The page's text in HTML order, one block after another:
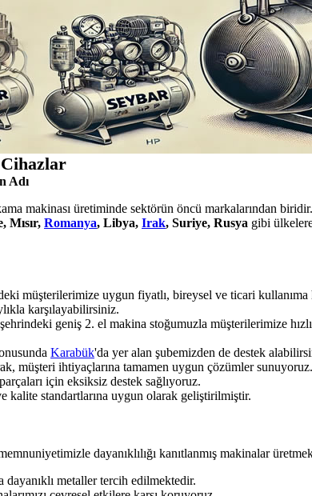
Adı
makinası üretiminde sektörün öncü markalarından
Mısır, Romanya, Libya, Irak, Suriye, Rusya gibi
müşterilerimize uygun fiyatlı, bireysel ve ticari
karşılayabilirsiniz.
şehrindeki geniş 2. el makina stoğumuzla müşterilerimize
Karabük'da yer alan şubemizden de destek
müşteri ihtiyaçlarına tamamen uygun çözümler sunuyoruz.
için eksiksiz destek sağlıyoruz.
kalite standartlarına uygun olarak geliştirilmiştir.
dayanıklılığı kanıtlanmış makinalar
metaller tercih edilmektedir.